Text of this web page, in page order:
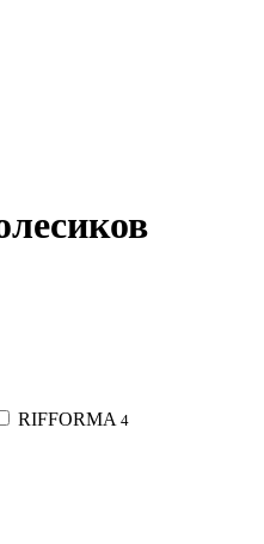
RIFFORMA 4